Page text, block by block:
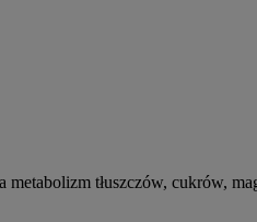
tłuszczów, cukrów,